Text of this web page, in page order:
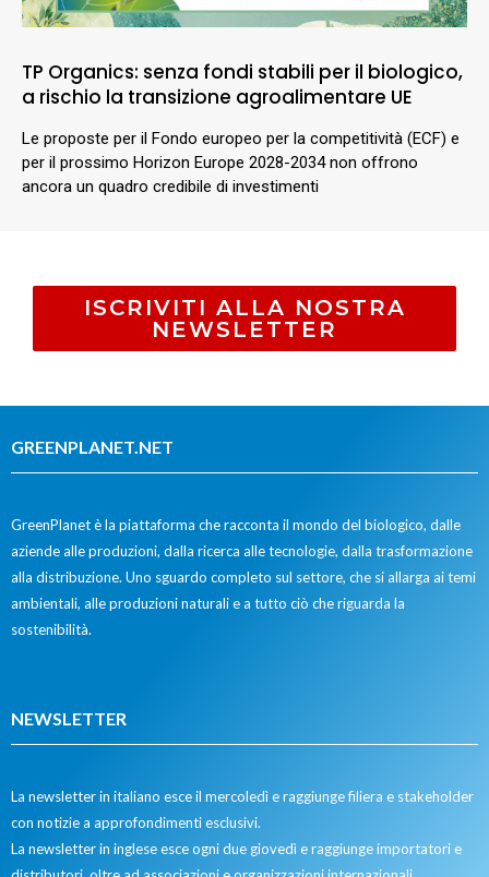
TP Organics: senza fondi stabili per il biologico,
a rischio la transizione agroalimentare UE
Le proposte per il Fondo europeo per la competitività (ECF) e
per il prossimo Horizon Europe 2028-2034 non offrono
ancora un quadro credibile di investimenti
ISCRIVITI ALLA NOSTRA
NEWSLETTER
GREENPLANET.NET
GreenPlanet è la piattaforma che racconta il mondo del biologico, dalle
aziende alle produzioni, dalla ricerca alle tecnologie, dalla trasformazione
alla distribuzione. Uno sguardo completo sul settore, che si allarga ai temi
ambientali, alle produzioni naturali e a tutto ciò che riguarda la
sostenibilità.
NEWSLETTER
La newsletter in italiano esce il mercoledì e raggiunge filiera e stakeholder
con notizie a approfondimenti esclusivi.
La newsletter in inglese esce ogni due giovedì e raggiunge importatori e